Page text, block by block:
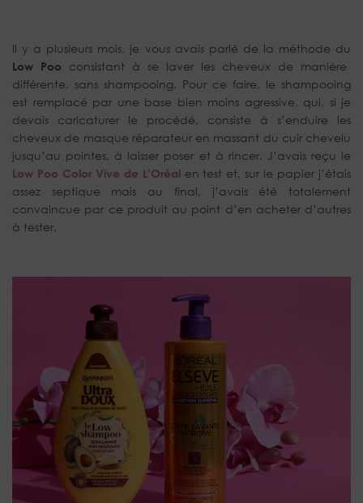
Il y a plusieurs mois, je vous avais parlé de la méthode du
Low Poo consistant à se laver les cheveux de manière
différente, sans shampooing. Pour ce faire, le shampooing
est remplacé par une base bien moins agressive, qui, si je
devais caricaturer le procédé, consiste à s’enduire les
cheveux de masque réparateur en massant du cuir chevelu
jusqu’au pointes, à laisser poser et à rincer. J’avais reçu le
Low Poo Color Vive de L’Oréalen test et, sur le papier j’étais
assez septique mais au final, j’avais été totalement
convaincue par ce produit au point d’en acheter d’autres
à tester.